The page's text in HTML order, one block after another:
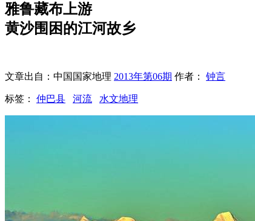
雅鲁藏布上游
黄沙围困的江河故乡
文章出自：中国国家地理 2013年第06期 作者： 钟言
标签： 仲巴县 河流 水文地理